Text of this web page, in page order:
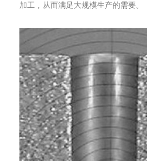
加工，从而满足大规模生产的需要。